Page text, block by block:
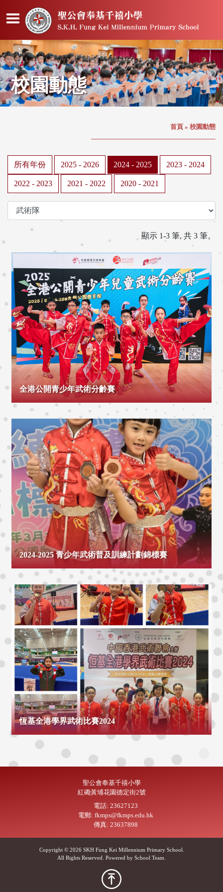
校園動態
首頁 » 校園動態
所有年份 2025 - 2026 2024 - 2025 2023 - 2024
2022 - 2023 2021 - 2022 2020 - 2021
顯示 1-3 筆, 共 3 筆。
全港公開青少年武術分齡賽
2024-2025 青少年武術普及訓練計劃錦標賽
恆基全港學界武術比賽2024
聖公會奉基千禧小學
紅磡黃埔花園德定街2號
電話: 23627123
電郵: fkmps@fkmps.edu.hk
傳真: 23637898
Copyright © 2026 SKH Fung Kei Millennium Primary School.
All Rights Reserved. Powered by School Team